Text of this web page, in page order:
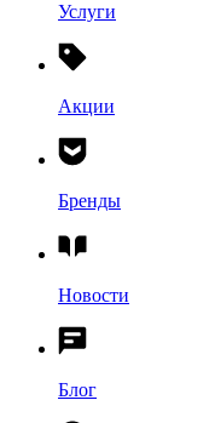
Услуги
Акции
Бренды
Новости
Блог